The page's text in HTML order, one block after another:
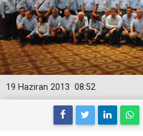
08:52
19 Haziran 2013